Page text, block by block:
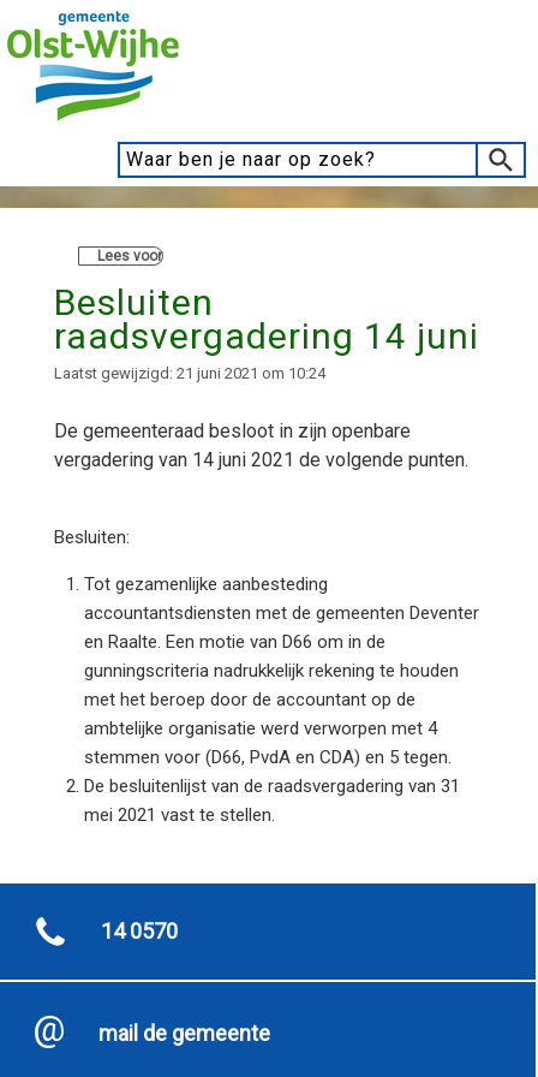
Lees voor
Besluiten
raadsvergadering 14 juni
Laatst gewijzigd: 21 juni 2021 om 10:24
De gemeenteraad besloot in zijn openbare
vergadering van 14 juni 2021 de volgende punten.
Besluiten:
Tot gezamenlijke aanbesteding
accountantsdiensten met de gemeenten Deventer
en Raalte. Een motie van D66 om in de
gunningscriteria nadrukkelijk rekening te houden
met het beroep door de accountant op de
ambtelijke organisatie werd verworpen met 4
stemmen voor (D66, PvdA en CDA) en 5 tegen.
De besluitenlijst van de raadsvergadering van 31
mei 2021 vast te stellen.
14 0570
mail de gemeente